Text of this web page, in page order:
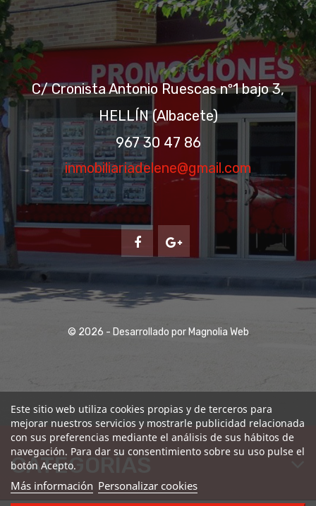
C/ Cronista Antonio Ruescas nº1 bajo 3,
HELLÍN (Albacete)
967 30 47 86
inmobiliariadelene@gmail.com
© 2026 - Desarrollado por Magnolia Web
CATEGORÍAS
Este sitio web utiliza cookies propias y de terceros para
mejorar nuestros servicios y mostrarle publicidad relacionada
con sus preferencias mediante el análisis de sus hábitos de
navegación. Para dar su consentimiento sobre su uso pulse el
botón Acepto.
Más información Personalizar cookies